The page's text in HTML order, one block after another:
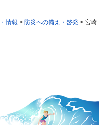
情報 > 防災への備え・啓発 > 宮崎